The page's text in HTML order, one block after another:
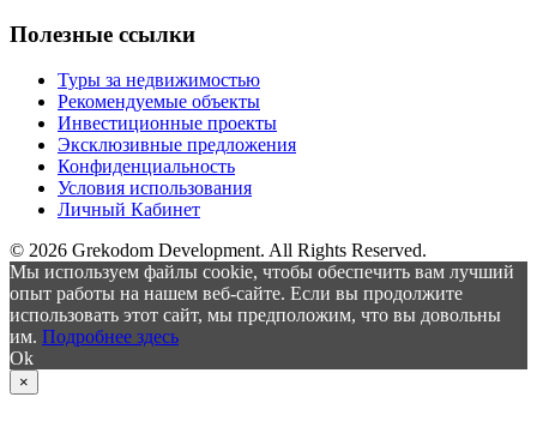
Полезные ссылки
Туры за недвижимостью
Рекомендуемые объекты
Инвестиционные проекты
Эксклюзивные предложения
Конфиденциальность
Условия использования
Личный Кабинет
© 2026 Grekodom Development. All Rights Reserved.
Мы используем файлы cookie, чтобы обеспечить вам лучший
опыт работы на нашем веб-сайте. Если вы продолжите
использовать этот сайт, мы предположим, что вы довольны
им. Подробнее здесь
Ok
×